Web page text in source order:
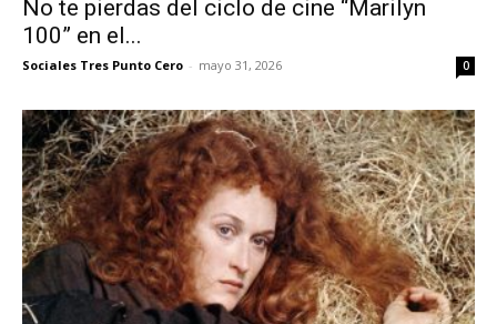
No te pierdas del ciclo de cine “Marilyn
100” en el...
Sociales Tres Punto Cero - mayo 31, 2026 0